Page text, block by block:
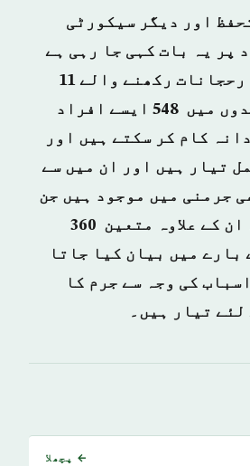
اور دیگر سیکورٹی
پر یہ بات کہی جا رہی ہے
کہ دہشت گردانہ رحجانات رکھنے والے 11
ہزار انتہا پسندوں میں 548 ایسے افراد
کام کر سکتے ہیں اور
تیار ہیں اور ان میں سے
جرمنی میں موجود ہیں جن
میں 80 قید ہیں۔ ان کے علاوہ متعین 360
بارے میں بیان کیا جاتا
کی وجہ سے جرم کا
لئے تیار ہیں۔
← پچھلا